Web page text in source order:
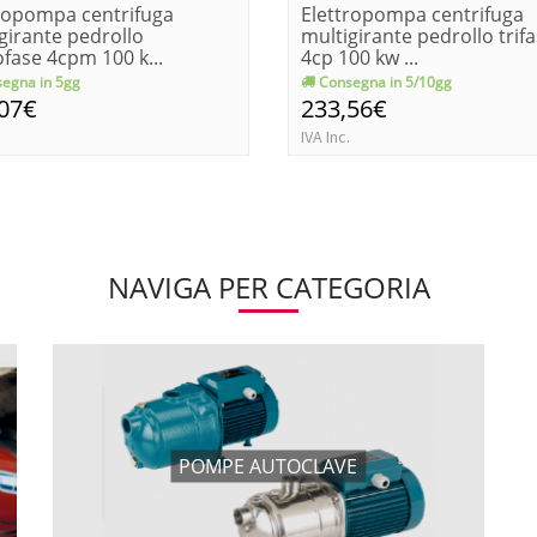
centrifuga
pedrollo
4cpm 100 k...
in 5gg
Elettropompa centrifuga
multigirante pedrollo
4cp 100 kw ...
Consegna in 5/10gg
233,56€
IVA Inc.
NAVIGA PER CATEGORIA
POMPE AUTOCLAVE